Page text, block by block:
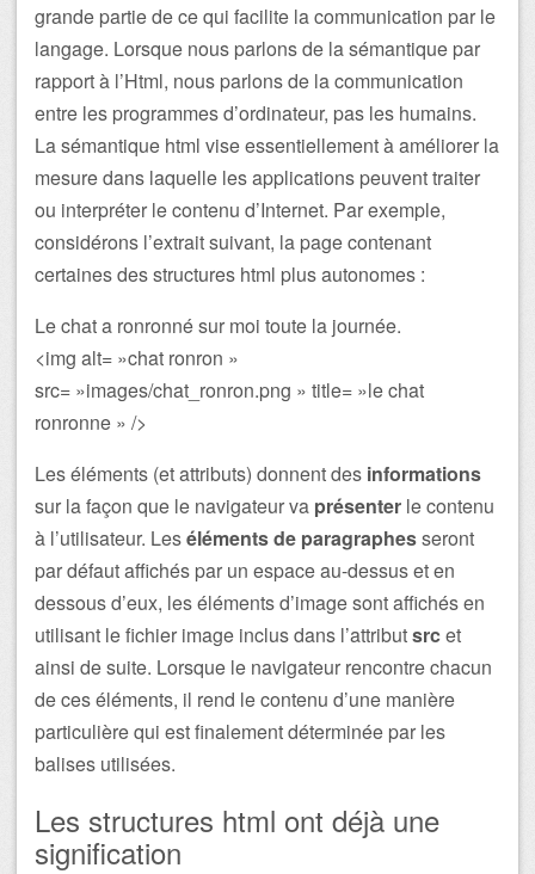
grande partie de ce qui facilite la communication par le
langage. Lorsque nous parlons de la sémantique par
rapport à l’Html, nous parlons de la communication
entre les programmes d’ordinateur, pas les humains.
La sémantique html vise essentiellement à améliorer la
mesure dans laquelle les applications peuvent traiter
ou interpréter le contenu d’Internet. Par exemple,
considérons l’extrait suivant, la page contenant
certaines des structures html plus autonomes :
Le chat a ronronné sur moi toute la journée.
<img alt= »chat ronron »
src= »images/chat_ronron.png » title= »le chat
ronronne » />
Les éléments (et attributs) donnent des informations
sur la façon que le navigateur va présenter le contenu
à l’utilisateur. Leséléments de paragraphesseront
par défaut affichés par un espace au-dessus et en
dessous d’eux, les éléments d’image sont affichés en
utilisant le fichier image inclus dans l’attributsrcet
ainsi de suite. Lorsque le navigateur rencontre chacun
de ces éléments, il rend le contenu d’une manière
particulière qui est finalement déterminée par les
balises utilisées.
Les structures html ont déjà une
signification